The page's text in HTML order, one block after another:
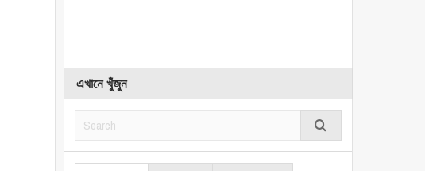
এখানে খুঁজুন